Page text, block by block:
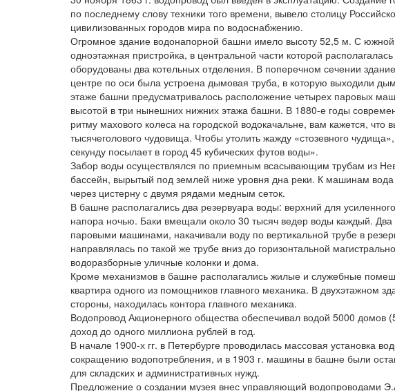
по последнему слову техники того времени, вывело столицу
цивилизованных городов мира по водоснабжению.
Огромное здание водонапорной башни имело высоту 52,5 м. С
одноэтажная пристройка, в центральной части которой
оборудованы два котельных отделения. В поперечном сечении
центре по оси была устроена дымовая труба, в которую выходили
этаже башни предусматривалось расположение четырех паровых
высотой в три нынешних нижних этажа башни. В 1880-е годы
ритму махового колеса на городской водокачальне, вам кажется,
тысячеголового чудовища. Чтобы утолить жажду «стозевного
секунду посылает в город 45 кубических футов воды».
Забор воды осуществлялся по приемным всасывающим трубам из
бассейн, вырытый под землей ниже уровня дна реки. К машинам
через цистерну с двумя рядами медным сеток.
В башне располагались два резервуара воды: верхний для
напора ночью. Баки вмещали около 30 тысяч ведер воды каждый.
паровыми машинами, накачивали воду по вертикальной трубе в
направлялась по такой же трубе вниз до горизонтальной
водоразборные уличные колонки и дома.
Кроме механизмов в башне располагались жилые и служебные
квартира одного из помощников главного механика. В двухэтажном
стороны, находилась контора главного механика.
Водопровод Акционерного общества обеспечивал водой 5000
доход до одного миллиона рублей в год.
В начале 1900-х гг. в Петербурге проводилась массовая установка
сокращению водопотребления, и в 1903 г. машины в башне были
для складских и административных нужд.
Предложение о создании музея внес управляющий водопроводами